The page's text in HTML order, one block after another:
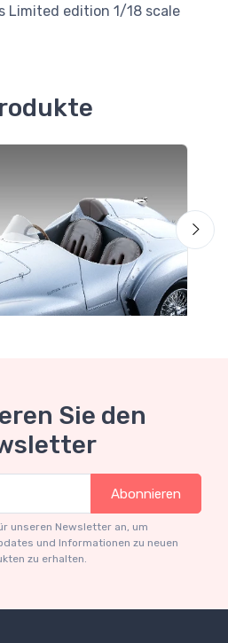
Limited edition 1/18 scale
Metallic Silver Press
Sie den
Abonnieren
unseren Newsletter an, um
und Informationen zu neuen
zu erhalten.